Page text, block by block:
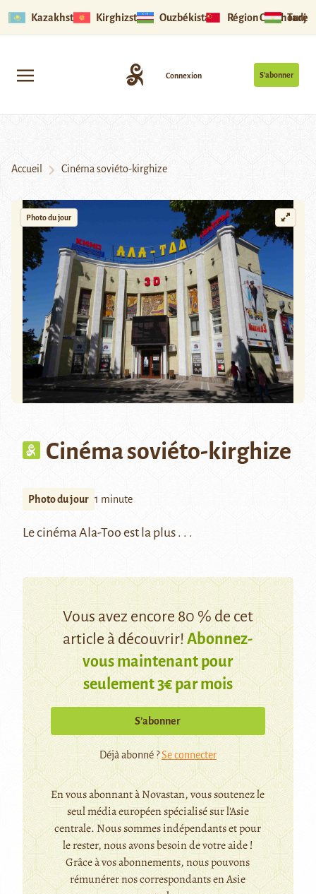
Kazakhstan Kirghizstan Ouzbékistan Région Ouïghoure
S’abonner
Connexion
Accueil Cinéma soviéto-kirghize
Photo du jour
Cinéma soviéto-kirghize
Photo du jour 1 minute
Le cinéma Ala-Too est la plus . . .
Vous avez encore 80 % de cet
article à découvrir!Abonnez-
vous maintenant pour
seulement 3€ par mois
S’abonner
Déjà abonné ?Se connecter
En vous abonnant à Novastan, vous soutenez le
seul média européen spécialisé sur l'Asie
centrale. Nous sommes indépendants et pour
le rester, nous avons besoin de votre aide !
Grâce à vos abonnements, nous pouvons
rémunérer nos correspondants en Asie